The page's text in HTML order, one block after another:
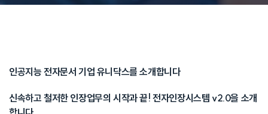
인공지능 전자문서 기업 유니닥스를 소개합니다
신속하고 철저한 인장업무의 시작과 끝! 전자인장시스템 v2.0을 소개